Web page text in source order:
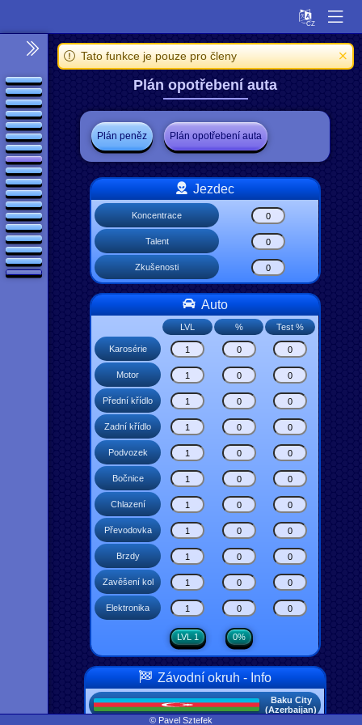
Tato funkce je pouze pro členy
Plán opotřebení auta
Plán peněz Plán opotřebení auta
Jezdec
Koncentrace
Talent
Zkušenosti
Auto
LVL % Test %
Karosérie
Motor
Přední křídlo
Zadní křídlo
Podvozek
Bočnice
Chlazení
Převodovka
Brzdy
Zavěšení kol
Elektronika
LVL 1 0%
Závodní okruh - Info
Baku City
(Azerbaijan)
© Pavel Sztefek